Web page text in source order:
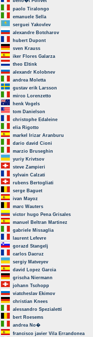
paolo Tiralongo
emanuele Sella
serguei Yakovlev
alexandre Botcharov
hubert Dupont
sven Krauss
iker Flores Galarza
theo Eltink
alexandr Kolobnev
andrea Moletta
gustav erik Larsson
mirco Lorenzetto
henk Vogels
tom Danielson
christophe Edaleine
elia Rigotto
markel Irizar Aranburu
dario david Cioni
marzio Bruseghin
yuriy Krivtsov
steve Zampieri
sylvain Calzati
rubens Bertogliati
serge Baguet
ivan Mayoz
marc Wauters
victor hugo Pena Grisales
manuel Beltran Martinez
gabriele Missaglia
laurent Lefevre
gorazd Stangelj
carlos Dacruz
sergiy Matveyev
david Lopez Garcia
grischa Niermann
johann Tschopp
viatcheslav Ekimov
christian Knees
alessandro Spezialetti
bert Roesems
andrea No�
francisco javier Vila Errandonea